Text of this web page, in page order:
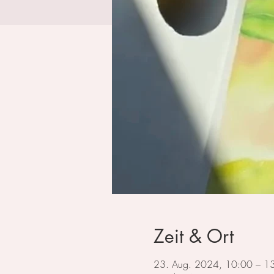
Zeit & Ort
23. Aug. 2024, 10:00 –